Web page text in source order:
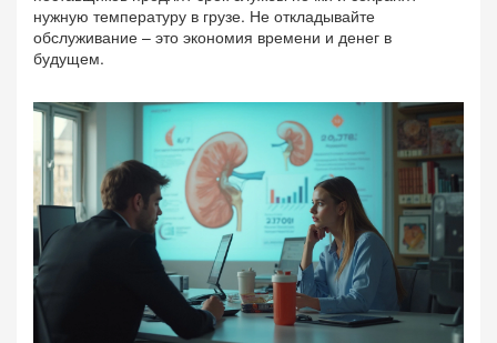
нужную температуру в грузе. Не откладывайте
обслуживание – это экономия времени и денег в
будущем.